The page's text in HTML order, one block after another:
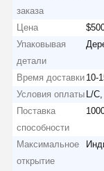
заказа
Цена
Упаковывая
детали
Время доставки 10-
Условия оплаты L/
Поставка
способности
Максимальное
открытие